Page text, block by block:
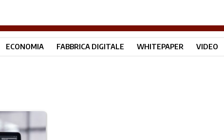
ECONOMIA FABBRICA DIGITALE WHITEPAPER VIDEO